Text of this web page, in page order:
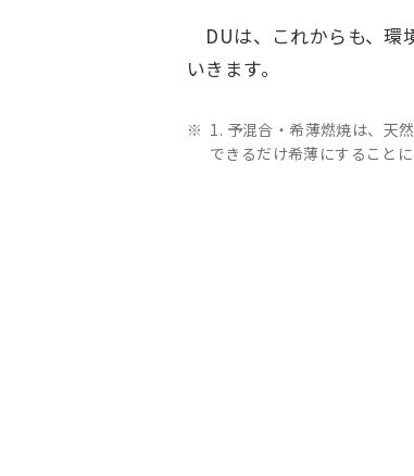
DUは、これからも、環
いきます。
1. 予混合・希薄燃焼は、天
できるだけ希薄にすること